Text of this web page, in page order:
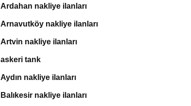
Ardahan nakliye ilanları
Arnavutköy nakliye ilanları
Artvin nakliye ilanları
askeri tank
Aydın nakliye ilanları
Balıkesir nakliye ilanları